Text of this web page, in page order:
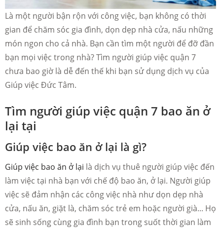
Là một người bận rộn với công việc, bạn không có thời
gian để chăm sóc gia đình, dọn dẹp nhà cửa, nấu những
món ngon cho cả nhà. Bạn cần tìm một người để đỡ đần
bạn mọi việc trong nhà? Tìm người giúp việc quận 7
chưa bao giờ là dễ đến thế khi bạn sử dụng dịch vụ của
Giúp việc Đức Tâm.
Tìm người giúp việc quận 7 bao ăn ở
lại tại
Giúp việc bao ăn ở lại là gì?
Giúp việc bao ăn ở lại là dịch vụ thuê người giúp việc đến
làm việc tại nhà bạn với chế độ bao ăn, ở lại. Người giúp
việc sẽ đảm nhận các công việc nhà như dọn dẹp nhà
cửa, nấu ăn, giặt là, chăm sóc trẻ em hoặc người già... Họ
sẽ sinh sống cùng gia đình bạn trong suốt thời gian làm